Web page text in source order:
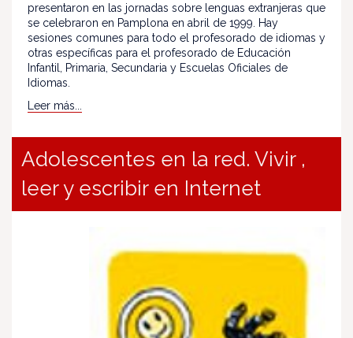
presentaron en las jornadas sobre lenguas extranjeras que
se celebraron en Pamplona en abril de 1999. Hay
sesiones comunes para todo el profesorado de idiomas y
otras específicas para el profesorado de Educación
Infantil, Primaria, Secundaria y Escuelas Oficiales de
Idiomas.
Leer más...
Adolescentes en la red. Vivir ,
leer y escribir en Internet